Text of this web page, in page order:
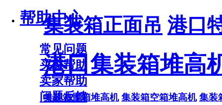
帮助中心
常见问题
买家帮助
卖家帮助
问题反馈
集装箱正面吊 港口
港口集装箱堆高
集装箱重箱堆高机 集装箱空箱堆高机 集装